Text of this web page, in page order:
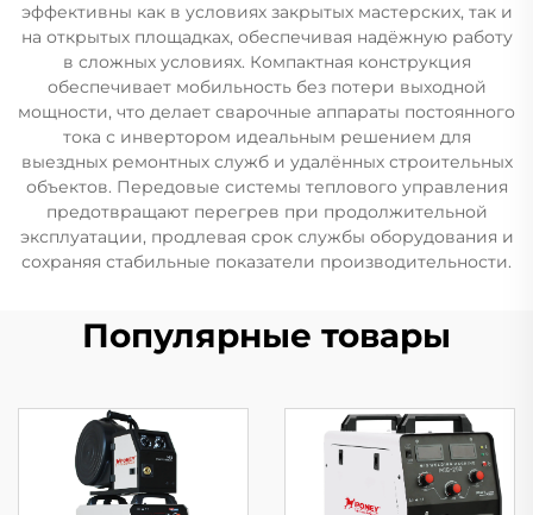
эффективны как в условиях закрытых мастерских, так и
на открытых площадках, обеспечивая надёжную работу
в сложных условиях. Компактная конструкция
обеспечивает мобильность без потери выходной
мощности, что делает сварочные аппараты постоянного
тока с инвертором идеальным решением для
выездных ремонтных служб и удалённых строительных
объектов. Передовые системы теплового управления
предотвращают перегрев при продолжительной
эксплуатации, продлевая срок службы оборудования и
сохраняя стабильные показатели производительности.
Популярные товары